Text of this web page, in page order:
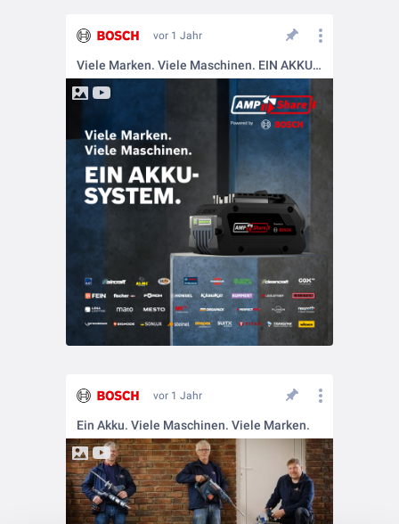
vor 1 Jahr
Viele Marken. Viele Maschinen. EIN AKKU-SYSTEM.
vor 1 Jahr
Ein Akku. Viele Maschinen. Viele Marken.